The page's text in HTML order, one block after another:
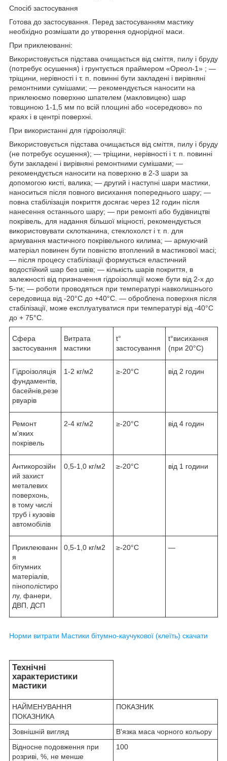
Спосіб застосування
Готова до застосування. Перед застосуванням мастику
необхідно розмішати до утворення однорідної маси.
При приклеюванні:
Використовується підстава очищається від сміття, пилу і бруду
(потребує осушення) і грунтується праймером «Ореол-1» ; —
тріщини, нерівності і т. п. повинні бути закладені і вирівняні
ремонтними сумішами; — рекомендується наносити на
приклеюємо поверхню шпателем (макловицею) шар
товщиною 1-1,5 мм по всій площині або «осередково» по
краях і в центрі поверхні.
При використанні для гідроізоляції:
Використовується підстава очищається від сміття, пилу і бруду
(не потребує осушення); — тріщини, нерівності і т. п. повинні
бути закладені і вирівняні ремонтними сумішами; —
рекомендується наносити на поверхню в 2-3 шари за
допомогою кисті, валика; — другий і наступні шари мастики,
наноситься після повного висихання попереднього шару; —
повна стабілізація покриття досягає через 12 годин після
нанесення останнього шару; — при ремонті або будівництві
покрівель, для надання більшої міцності, рекомендується
використовувати склотканина, стеклохолст і т. п. для
армування мастичного покрівельного килима; — армуючий
матеріал повинен бути повністю втоплений в мастикової масі;
— після процесу стабілізації формується еластичний
водостійкий шар без швів; — кількість шарів покриття, в
залежності від призначення гідроізоляції може бути від 2-х до
5-ти; — роботи проводяться при температурі навколишнього
середовища від -20°С до +40°С. — оброблена поверхня після
стабілізації, може експлуатуватися при температурі від -40°С
до + 75°С.
Сфера
застосування
Витрата
мастики
t°
застосування
t°висихання
(при 20°С)
Гідроізоляція
фундаментів,
басейнів,резе
рвуарів
1-2 кг/м2 ≥-20°С від 2 годин
Ремонт
м'яких
покрівель
2-4 кг/м2 ≥-20°С від 4 годин
Антикорозійн
ий захист
металевих
поверхонь,
в тому числі
труб і кузовів
автомобілів
0,5-1,0 кг/м2 ≥-20°С від 1 години
Приклеюванн
я
бітумних
матеріалів,
пінополістиро
лу, фанери,
ДВП, ДСП
0,5-1,0 кг/м2 ≥-20°С —
Норми витрати Мастики бітумно-каучукової (клеїть) скачати
Технічні
характеристики
мастики
НАЙМЕНУВАННЯ
ПОКАЗНИКА
ПОКАЗНИК
Зовнішній вигляд
В'язка маса чорного кольору
Відносне подовження при
розриві, %, не менше
100